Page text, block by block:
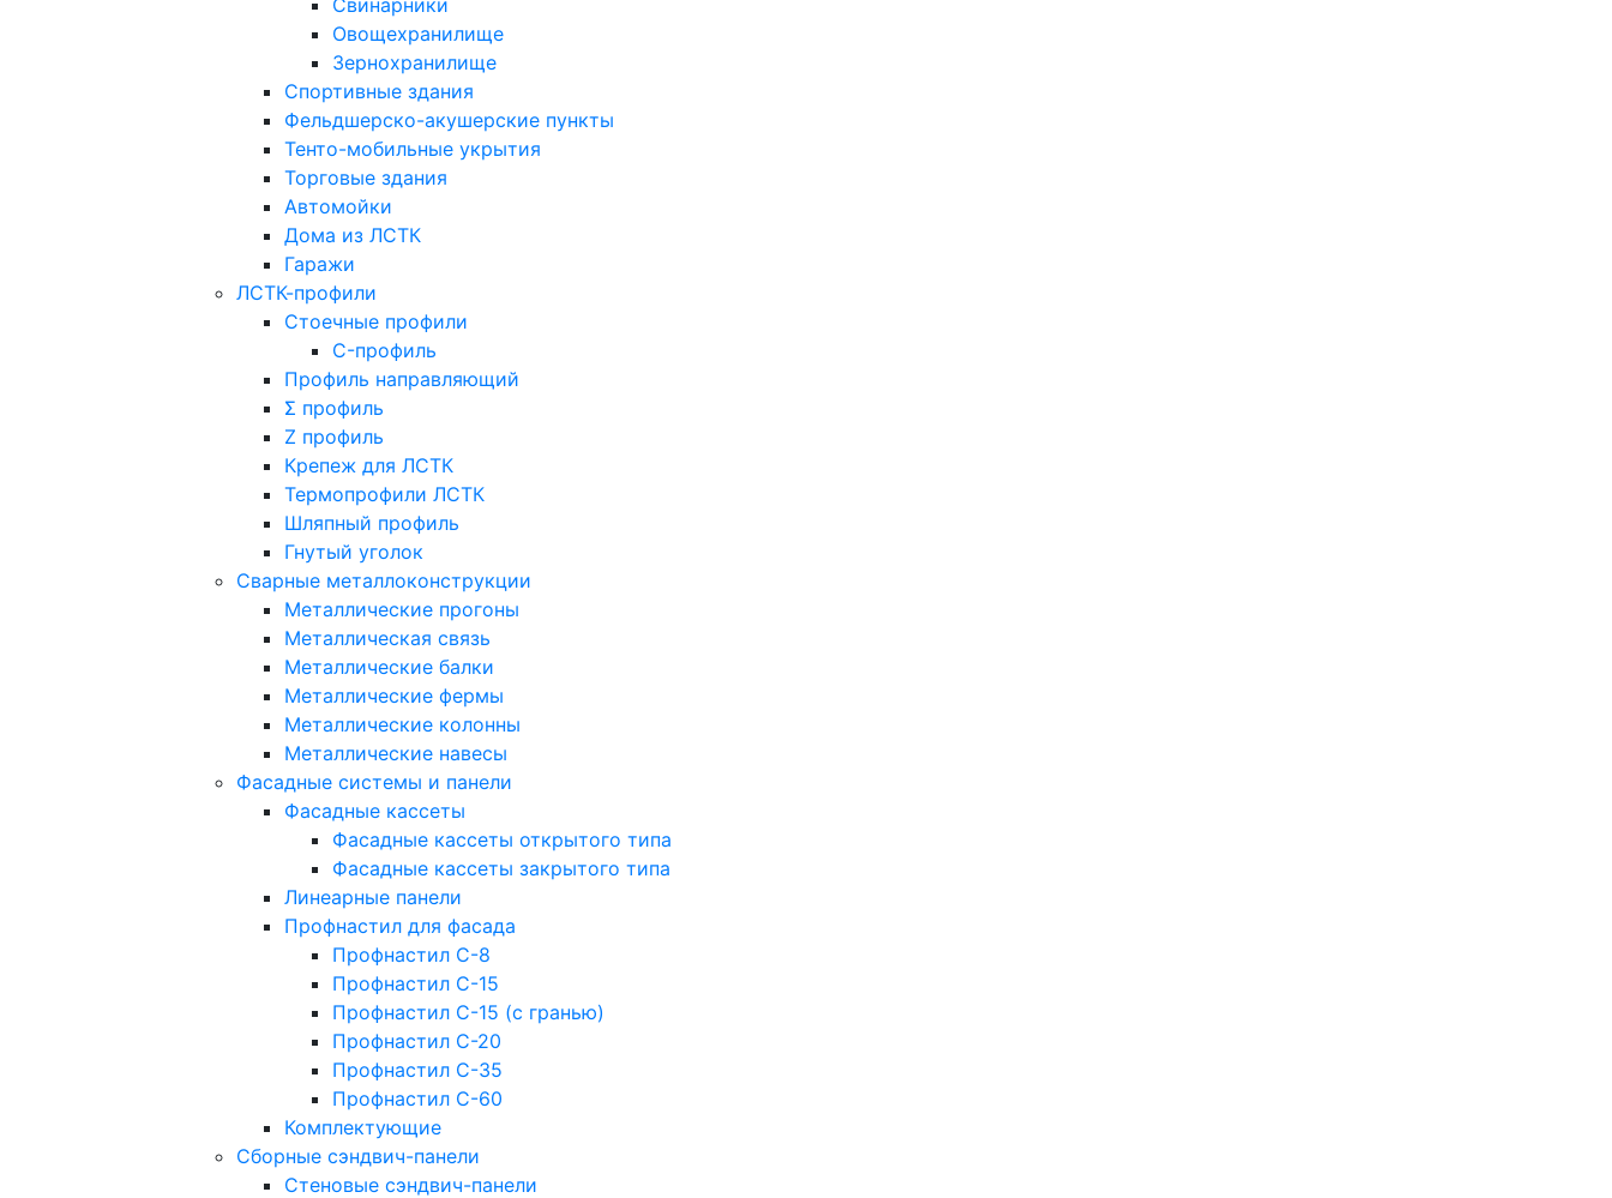
Свинарники
Овощехранилище
Зернохранилище
Спортивные здания
Фельдшерско-акушерские пункты
Тенто-мобильные укрытия
Торговые здания
Автомойки
Дома из ЛСТК
Гаражи
ЛСТК-профили
Стоечные профили
C-профиль
Профиль направляющий
Σ профиль
Z профиль
Крепеж для ЛСТК
Термопрофили ЛСТК
Шляпный профиль
Гнутый уголок
Сварные металлоконструкции
Металлические прогоны
Металлическая связь
Металлические балки
Металлические фермы
Металлические колонны
Металлические навесы
Фасадные системы и панели
Фасадные кассеты
Фасадные кассеты открытого типа
Фасадные кассеты закрытого типа
Линеарные панели
Профнастил для фасада
Профнастил С-8
Профнастил С-15
Профнастил С-15 (с гранью)
Профнастил С-20
Профнастил С-35
Профнастил С-60
Комплектующие
Сборные сэндвич-панели
Стеновые сэндвич-панели